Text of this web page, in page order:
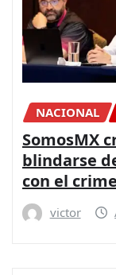
NACIONAL
SomosMX
blindarse
con el
victor